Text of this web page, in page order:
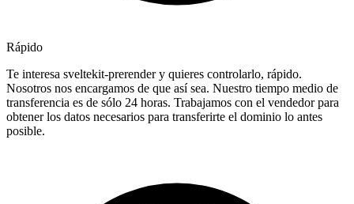
Rápido
Te interesa sveltekit-prerender y quieres controlarlo, rápido.
Nosotros nos encargamos de que así sea. Nuestro tiempo medio de
transferencia es de sólo 24 horas. Trabajamos con el vendedor para
obtener los datos necesarios para transferirte el dominio lo antes
posible.